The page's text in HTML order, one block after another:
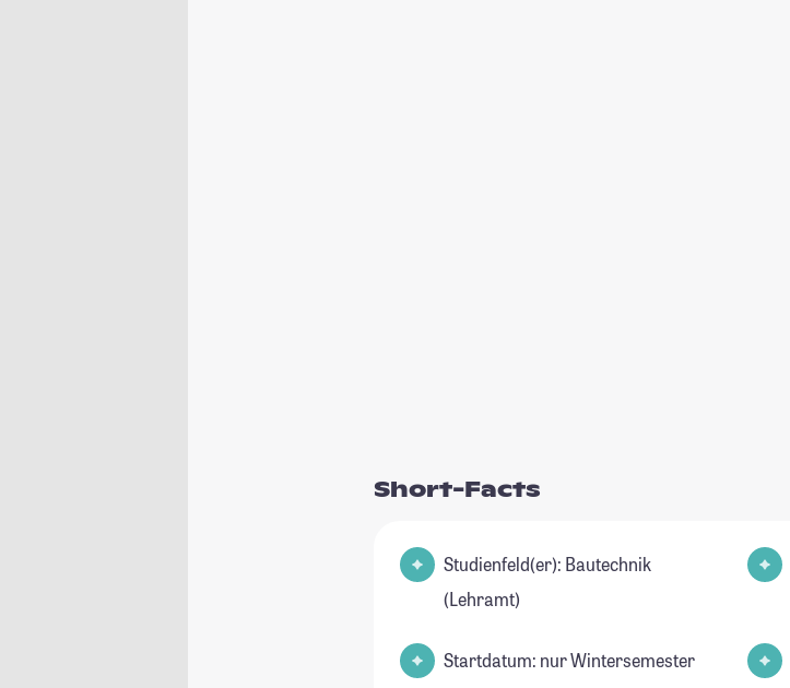
Short-Facts
Studienfeld(er): Bautechnik
(Lehramt)
Startdatum: nur Wintersemester